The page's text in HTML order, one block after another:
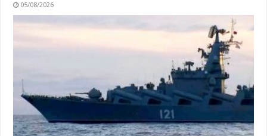
05/08/2026